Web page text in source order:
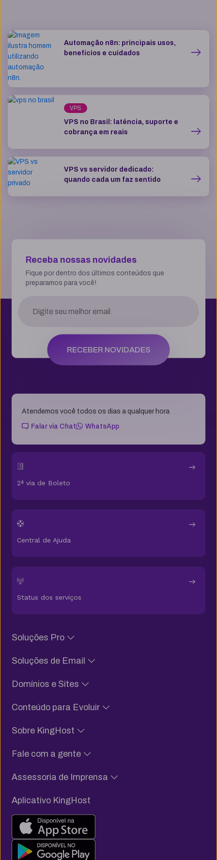
Automação n8n: principais usos,
benefícios e cuidados
VPS
VPS no Brasil: latência, suporte e
cobrança em reais
VPS vs servidor dedicado:
quando cada um faz sentido
Receba nossas novidades
Fique por dentro dos últimos conteúdos que
preparamos para você!
RECEBER NOVIDADES
Atendemos você todos os dias a qualquer hora
Falar via Chat WhatsApp
2ª via de Boleto
Central de Ajuda
Status dos serviços
Soluções Pro
Soluções de Email
Domínios e Sites
Conteúdo para Evoluir
Sobre KingHost
Fale com a gente
Assessoria de Imprensa
Aplicativo KingHost